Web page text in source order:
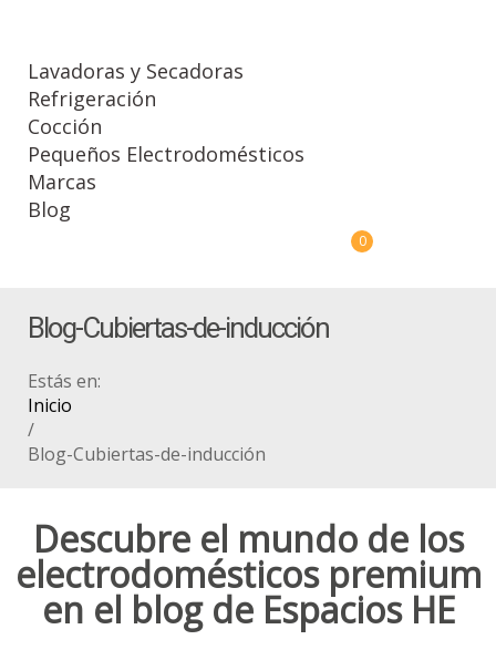
Lavadoras y Secadoras
Refrigeración
Cocción
Pequeños Electrodomésticos
Marcas
Blog
0
Blog-Cubiertas-de-inducción
Estás en:
Inicio
/
Blog-Cubiertas-de-inducción
Descubre el mundo de los
electrodomésticos premium
en el blog de Espacios HE